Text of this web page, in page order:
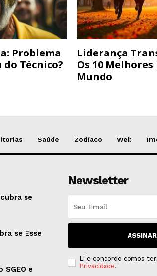
Problema
do Técnico?
Liderança
Os 10
Mundo
Saúde Zodíaco Web
se
se Esse
SGEO e
Newsletter
ASSINAR
Li e concordo comos
Privacidade.